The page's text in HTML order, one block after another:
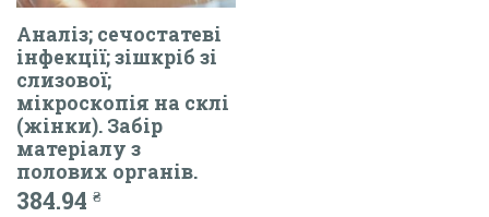
Аналіз; сечостатеві
інфекції; зішкріб зі
слизової;
мікроскопія на склі
(жінки). Забір
матеріалу з
полових органів.
384.94 ₴